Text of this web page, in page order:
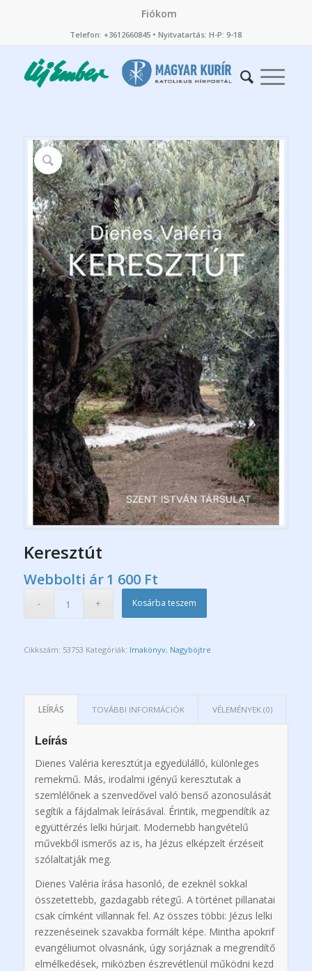
Fiókom
Telefon: +3612660845 • Nyitvatartás: H-P: 9-18
Keresztút
Webbolti ár 1 600 Ft
Kosárba teszem
Cikkszám: 53753 Kategóriák: Imakönyv, Nagyböjtre
LEÍRÁS TOVÁBBI INFORMÁCIÓK VÉLEMÉNYEK (0)
Leírás
Dienes Valéria keresztútja egyedülálló, különleges
remekmű. Más, irodalmi igényű keresztutak a
szemlélőnek a szenvedővel való benső azonosulását
segítik a fájdalmak leírásával. Érintik, megpendítik az
együttérzés lelki húrjait. Modernebb hangvételű
művekből ismerős az is, ha Jézus elképzelt érzéseit
szólaltatják meg.
Dienes Valéria írása hasonló, de ezeknél sokkal
összetettebb, gazdagabb rétegű. A történet pillanatai
csak címként villannak fel. Az összes többi: Jézus lelki
rezzenéseinek szavakba formált képe. Mintha apokrif
evangéliumot olvasnánk, úgy sorjáznak a megrendítő
elmélkedések, miközben észrevétlenül működni kezd